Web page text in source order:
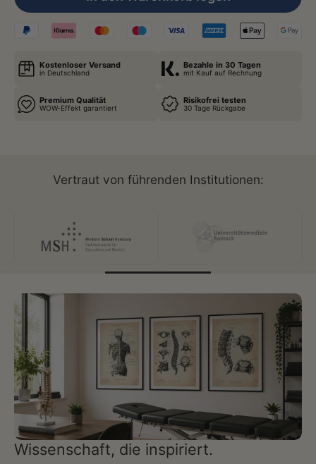
Kostenloser Versand
in Deutschland
Bezahle in 30 Tagen
mit Kauf auf Rechnung
Premium Qualität
WOW-Effekt garantiert
Risikofrei testen
30 Tage Rückgabe
Vertraut von führenden Institutionen:
Wissenschaft, die inspiriert.